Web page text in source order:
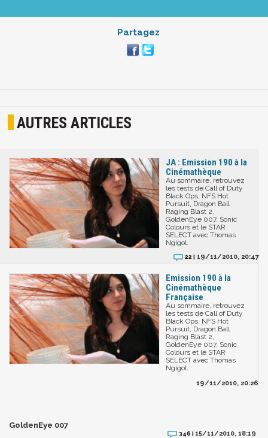
Partagez
AUTRES ARTICLES
JA : Emission 190 à la
Cinémathèque
Au sommaire, retrouvez
les tests de Call of Duty
Black Ops, NFS Hot
Pursuit, Dragon Ball
Raging Blast 2,
GoldenEye 007, Sonic
Colours et le STAR
SELECT avec Thomas
Ngigol.
22 | 19/11/2010, 20:47
Emission 190 à la
Cinémathèque
Française
Au sommaire, retrouvez
les tests de Call of Duty
Black Ops, NFS Hot
Pursuit, Dragon Ball
Raging Blast 2,
GoldenEye 007, Sonic
Colours et le STAR
SELECT avec Thomas
Ngigol.
19/11/2010, 20:26
GoldenEye 007
346 |15/11/2010, 18:19